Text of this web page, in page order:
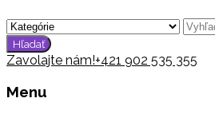
Zavolajte nám!+421 902 535 355
Menu